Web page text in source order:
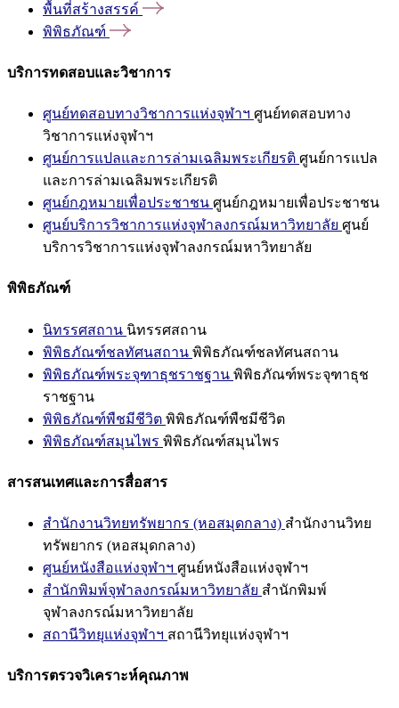
พื้นที่สร้างสรรค์
พิพิธภัณฑ์
บริการทดสอบและวิชาการ
ศูนย์ทดสอบทางวิชาการแห่งจุฬาฯ ศูนย์ทดสอบทาง
วิชาการแห่งจุฬาฯ
ศูนย์การแปลและการล่ามเฉลิมพระเกียรติ ศูนย์การแปล
และการล่ามเฉลิมพระเกียรติ
ศูนย์กฎหมายเพื่อประชาชน ศูนย์กฎหมายเพื่อประชาชน
ศูนย์บริการวิชาการแห่งจุฬาลงกรณ์มหาวิทยาลัย ศูนย์
บริการวิชาการแห่งจุฬาลงกรณ์มหาวิทยาลัย
พิพิธภัณฑ์
นิทรรศสถาน นิทรรศสถาน
พิพิธภัณฑ์ชลทัศนสถาน พิพิธภัณฑ์ชลทัศนสถาน
พิพิธภัณฑ์พระจุฑาธุชราชฐาน พิพิธภัณฑ์พระจุฑาธุช
ราชฐาน
พิพิธภัณฑ์พืชมีชีวิต พิพิธภัณฑ์พืชมีชีวิต
พิพิธภัณฑ์สมุนไพร พิพิธภัณฑ์สมุนไพร
สารสนเทศและการสื่อสาร
สำนักงานวิทยทรัพยากร (หอสมุดกลาง) สำนักงานวิทย
ทรัพยากร (หอสมุดกลาง)
ศูนย์หนังสือแห่งจุฬาฯ ศูนย์หนังสือแห่งจุฬาฯ
สำนักพิมพ์จุฬาลงกรณ์มหาวิทยาลัย สำนักพิมพ์
จุฬาลงกรณ์มหาวิทยาลัย
สถานีวิทยุแห่งจุฬาฯ สถานีวิทยุแห่งจุฬาฯ
บริการตรวจวิเคราะห์คุณภาพ